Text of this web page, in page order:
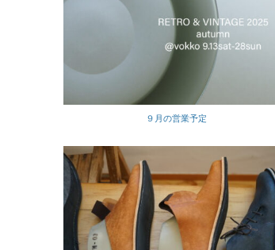
９月の営業予定